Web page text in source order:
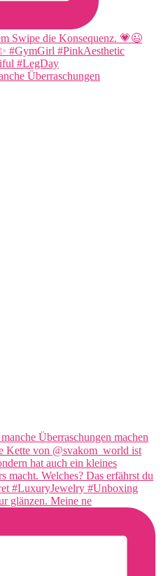
Überraschungen
glänzen. Meine ne